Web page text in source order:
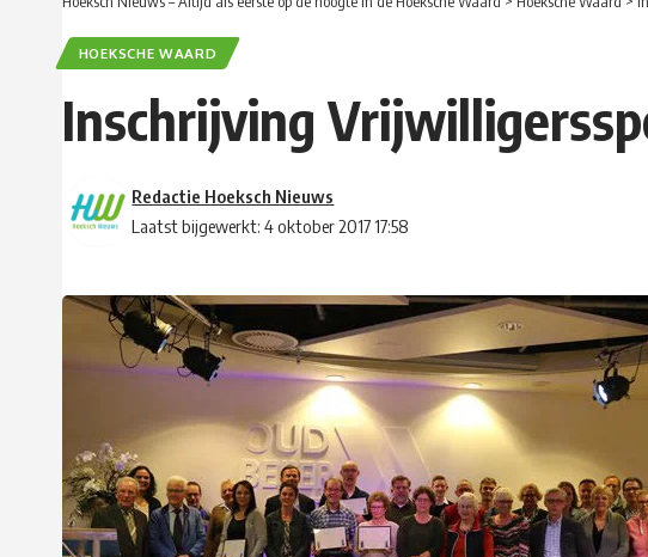
HOEKSCHE WAARD
Inschrijving
Laatst bijgewerkt: 4 oktober 2017 17:58
Redactie Hoeksch Nieuws